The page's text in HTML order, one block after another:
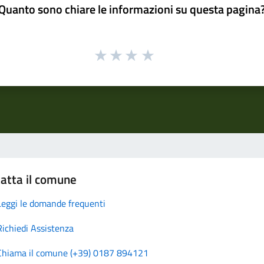
sono chiare le informazioni su questa
il comune
le domande frequenti
Assistenza
il comune (+39) 0187 894121